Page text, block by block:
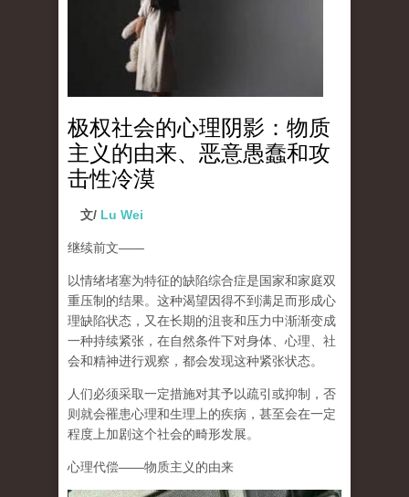
极权社会的心理阴影：物质
主义的由来、恶意愚蠢和攻
击性冷漠
文/ Lu Wei
继续前文——
以情绪堵塞为特征的缺陷综合症是国家和家庭双
重压制的结果。这种渴望因得不到满足而形成心
理缺陷状态，又在长期的沮丧和压力中渐渐变成
一种持续紧张，在自然条件下对身体、心理、社
会和精神进行观察，都会发现这种紧张状态。
人们必须采取一定措施对其予以疏引或抑制，否
则就会罹患心理和生理上的疾病，甚至会在一定
程度上加剧这个社会的畸形发展。
心理代偿——物质主义的由来